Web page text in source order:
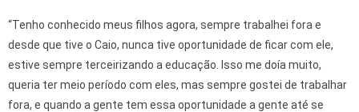
“Tenho conhecido meus filhos agora, sempre trabalhei fora e
desde que tive o Caio, nunca tive oportunidade de ficar com ele,
estive sempre terceirizando a educação. Isso me doía muito,
queria ter meio período com eles, mas sempre gostei de trabalhar
fora, e quando a gente tem essa oportunidade a gente até se